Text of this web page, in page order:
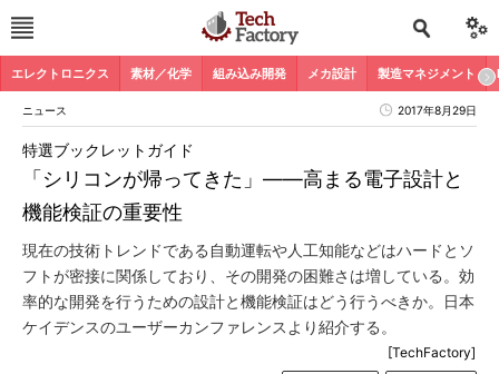
エレクトロニクス 素材／化学 組み込み開発 メカ設計 製造マネジメント
ニュース 2017年8月29日
「シリコンが帰ってきた」――高まる電子設計と
機能検証の重要性
特選ブックレットガイド
現在の技術トレンドである自動運転や人工知能などはハードとソ
フトが密接に関係しており、その開発の困難さは増している。効
率的な開発を行うための設計と機能検証はどう行うべきか。日本
ケイデンスのユーザーカンファレンスより紹介する。
[TechFactory]